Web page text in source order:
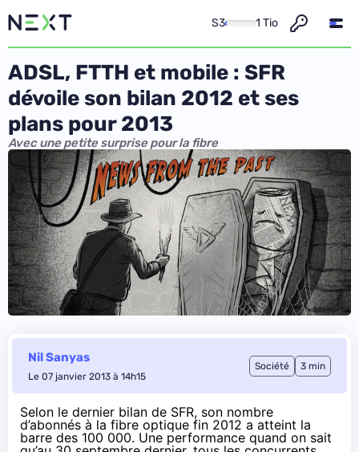
S3 1 Tio
ADSL, FTTH et mobile : SFR
dévoile son bilan 2012 et ses
plans pour 2013
Avec une petite surprise pour la fibre
Nil Sanyas
Le 07 janvier 2013 à 14h15
Société 3 min
Selon le dernier bilan de SFR, son nombre
d’abonnés à la fibre optique fin 2012 a atteint la
barre des 100 000. Une performance quand on sait